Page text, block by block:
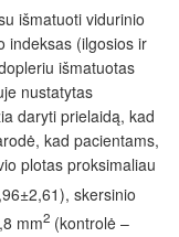
išmatuoti vidurinio
indeksas (ilgosios ir
išmatuotas
nustatytas
daryti prielaidą, kad
kad pacientams,
plotas proksimaliau
skersinio
mm2 (kontrolė –